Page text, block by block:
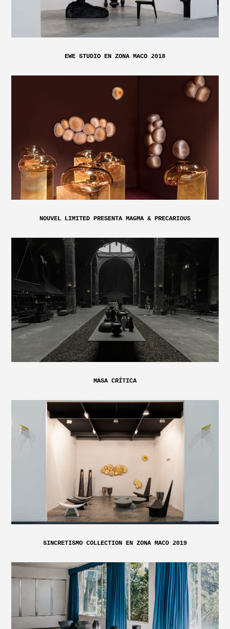
EWE STUDIO EN ZONA MACO 2018
NOUVEL LIMITED PRESENTA MAGMA & PRECARIOUS
MASA CRÍTICA
SINCRETISMO COLLECTION EN ZONA MACO 2019